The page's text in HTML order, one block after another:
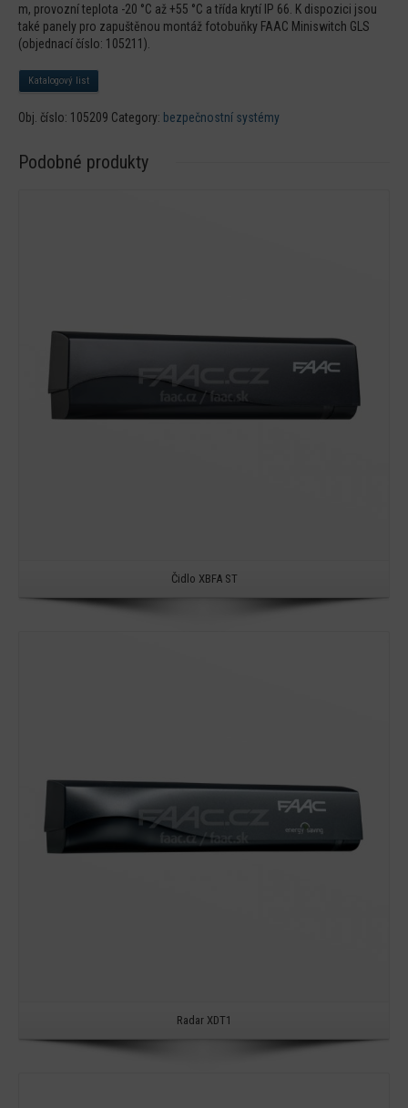
m, provozní teplota -20 °C až +55 °C a třída krytí IP 66. K dispozici jsou
také panely pro zapuštěnou montáž fotobuňky FAAC Miniswitch GLS
(objednací číslo: 105211).
Katalogový list
Obj. číslo: 105209 Category: bezpečnostní systémy
Podobné produkty
Čidlo XBFA ST
Radar XDT1